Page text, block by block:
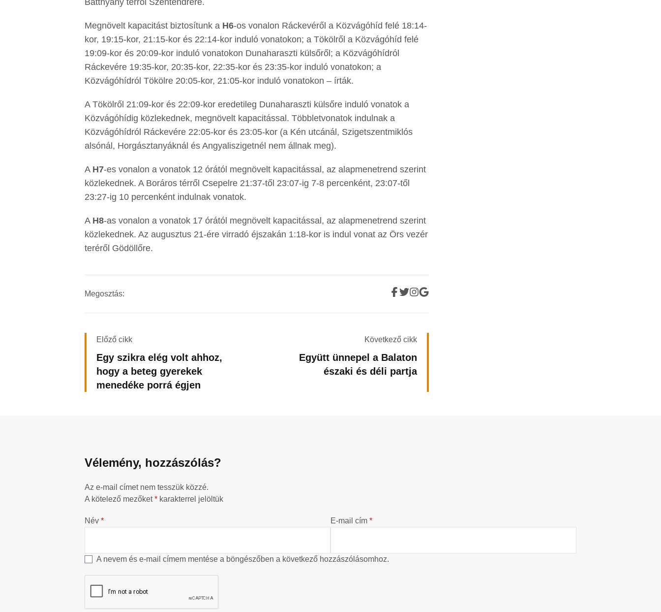
Megnövelt kapacitást biztosítunk a H6-os vonalon Ráckevéről a Közvágóhíd felé 18:14-
kor, 19:15-kor, 21:15-kor és 22:14-kor induló vonatokon; a Tökölről a Közvágóhíd felé
19:09-kor és 20:09-kor induló vonatokon Dunaharaszti külsőről; a Közvágóhídról
Ráckevére 19:35-kor, 20:35-kor, 22:35-kor és 23:35-kor induló vonatokon; a
Közvágóhídról Tökölre 20:05-kor, 21:05-kor induló vonatokon – írták.
A Tökölről 21:09-kor és 22:09-kor eredetileg Dunaharaszti külsőre induló vonatok a
Közvágóhídig közlekednek, megnövelt kapacitással. Többletvonatok indulnak a
Közvágóhídról Ráckevére 22:05-kor és 23:05-kor (a Kén utcánál, Szigetszentmiklós
alsónál, Horgásztanyáknál és Angyaliszigetnél nem állnak meg).
A H7-es vonalon a vonatok 12 órától megnövelt kapacitással, az alapmenetrend szerint
közlekednek. A Boráros térről Csepelre 21:37-től 23:07-ig 7-8 percenként, 23:07-től
23:27-ig 10 percenként indulnak vonatok.
A H8-as vonalon a vonatok 17 órától megnövelt kapacitással, az alapmenetrend szerint
közlekednek. Az augusztus 21-ére virradó éjszakán 1:18-kor is indul vonat az Örs vezér
teréről Gödöllőre.
Megosztás:
Előző cikk
Egy szikra elég volt ahhoz,
hogy a beteg gyerekek
menedéke porrá égjen
Következő cikk
Együtt ünnepel a Balaton
északi és déli partja
Vélemény, hozzászólás?
Az e-mail címet nem tesszük közzé.
A kötelező mezőket* karakterrel jelöltük
Név * E-mail cím *
A nevem és e-mail címem mentése a böngészőben a következő hozzászólásomhoz.